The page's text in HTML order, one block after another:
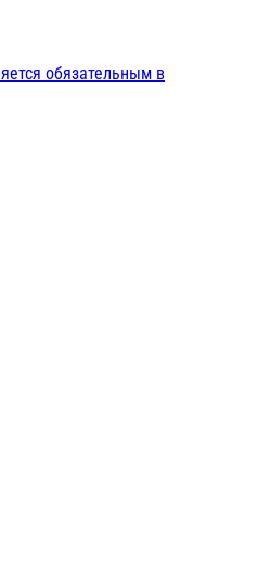
обязательным в